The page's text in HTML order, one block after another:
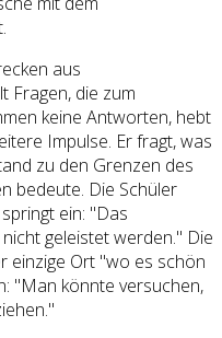
aus
Fragen, die zum
keine Antworten, hebt
Impulse. Er fragt, was
zu den Grenzen des
bedeute. Die Schüler
ein: "Das
geleistet werden." Die
einzige Ort "wo es schön
"Man könnte versuchen,